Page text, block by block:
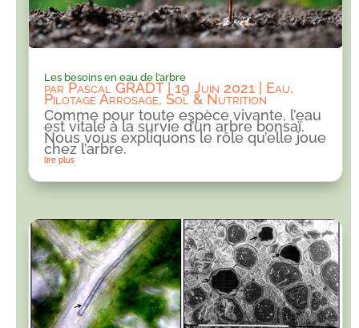
Les besoins en eau de l’arbre
par Pascal GRADT| 19 Juin 2021 | Eau,
Pilotage Arrosage, Sol & Nutrition
Comme pour toute espèce vivante, l’eau
est vitale à la survie d’un arbre bonsaï.
Nous vous expliquons le rôle qu’elle joue
chez l’arbre.
lire plus